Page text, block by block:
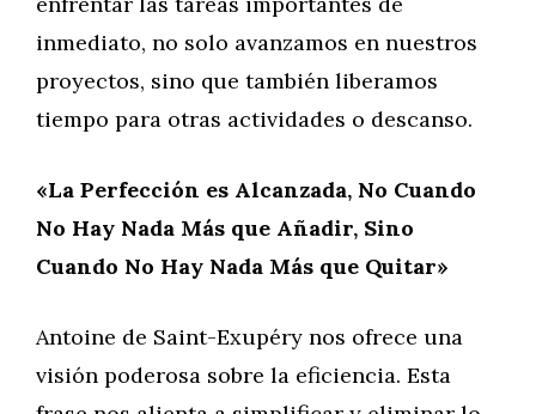
inmediato, no solo avanzamos en nuestros
proyectos, sino que también liberamos
tiempo para otras actividades o descanso.
«La Perfección es Alcanzada, No Cuando
No Hay Nada Más que Añadir, Sino
Cuando No Hay Nada Más que Quitar»
Antoine de Saint-Exupéry nos ofrece una
visión poderosa sobre la eficiencia. Esta